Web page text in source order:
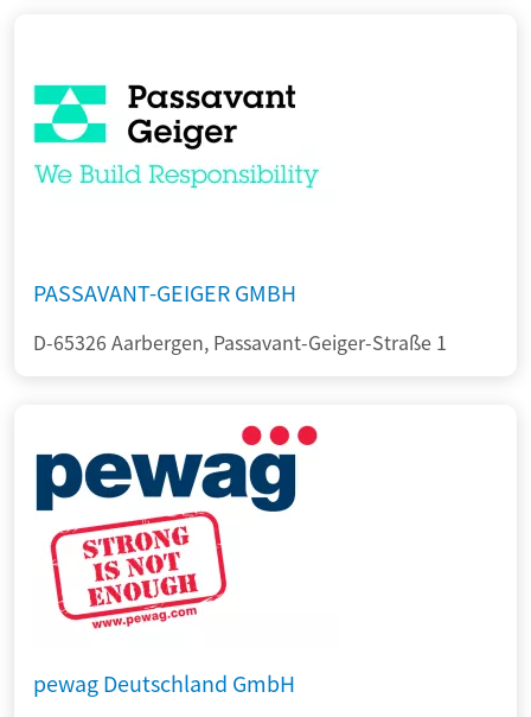
PASSAVANT-GEIGER GMBH
D-65326 Aarbergen, Passavant-Geiger-Straße 1
pewag Deutschland GmbH